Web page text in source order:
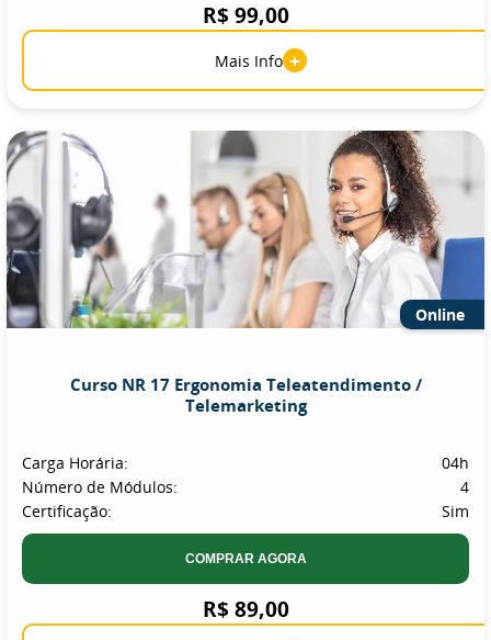
R$ 99,00
Mais Info +
Online
Curso NR 17 Ergonomia Teleatendimento /
Telemarketing
Carga Horária:
04h
Número de Módulos:
4
Certificação:
Sim
COMPRAR AGORA
R$ 89,00